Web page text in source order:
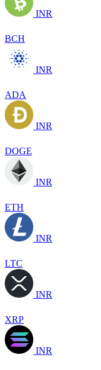
INR
BCH
INR
ADA
INR
DOGE
INR
ETH
INR
LTC
INR
XRP
INR